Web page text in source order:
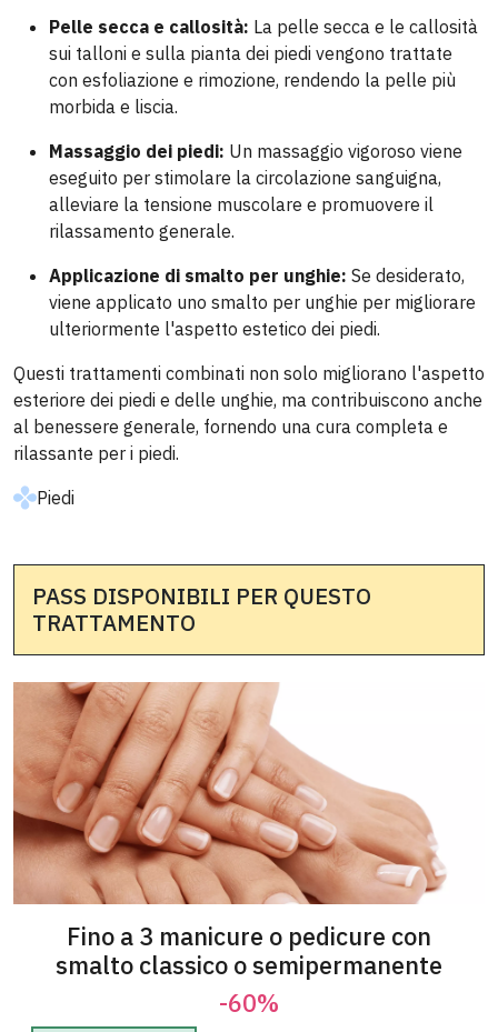
Pelle secca e callosità: La pelle secca e le callosità
sui talloni e sulla pianta dei piedi vengono trattate
con esfoliazione e rimozione, rendendo la pelle più
morbida e liscia.
Massaggio dei piedi: Un massaggio vigoroso viene
eseguito per stimolare la circolazione sanguigna,
alleviare la tensione muscolare e promuovere il
rilassamento generale.
Applicazione di smalto per unghie: Se desiderato,
viene applicato uno smalto per unghie per migliorare
ulteriormente l'aspetto estetico dei piedi.
Questi trattamenti combinati non solo migliorano l'aspetto
esteriore dei piedi e delle unghie, ma contribuiscono anche
al benessere generale, fornendo una cura completa e
rilassante per i piedi.
Piedi
PASS DISPONIBILI PER QUESTO
TRATTAMENTO
Fino a 3 manicure o pedicure con
smalto classico o semipermanente
-60%